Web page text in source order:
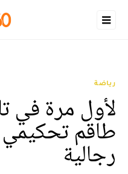
رياضة
لأول مرة في
طاقم تحكيمي
رجالية